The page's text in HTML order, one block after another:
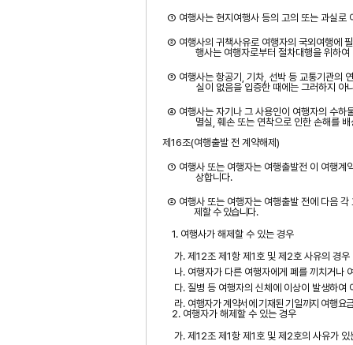
① 여행사는 현지여행사 등의 고의 또는 과실로
② 여행사의 귀책사유로 여행자의 국외여행에
행사는 여행자로부터 절차대행을 위하
③ 여행사는 항공기 기차 선박 등 교통기관의
실이 없음을 입증한 때에는 그러하지 아
④ 여행사는 자기나 그 사용인이 여행자의 수하
멸실 훼손 또는 연착으로 인한 손해를
제 16조(여행출발 전 계약해제 )
① 여행사 또는 여행자는 여행출발전 이 여행계
상합니다.
② 여행사 또는 여행자는 여행출발 전에 다음 각
제할 수 있습니다.
1. 여행사가 해제할 수 있는 경우
가. 제 12조 제 1항 제 1호 및 제 2호 사유의 경우
나. 여행자가 다른 여행자에게 폐를 끼치거나
다. 질병 등 여행자의 신체에 이상이 발생하여
라. 여행자가 계약서에 기재된 기일까지 여행요
2. 여행자가 해제할 수 있는 경우
가. 제 12조 제 1항 제 1호 및 제 2호의 사유가 있